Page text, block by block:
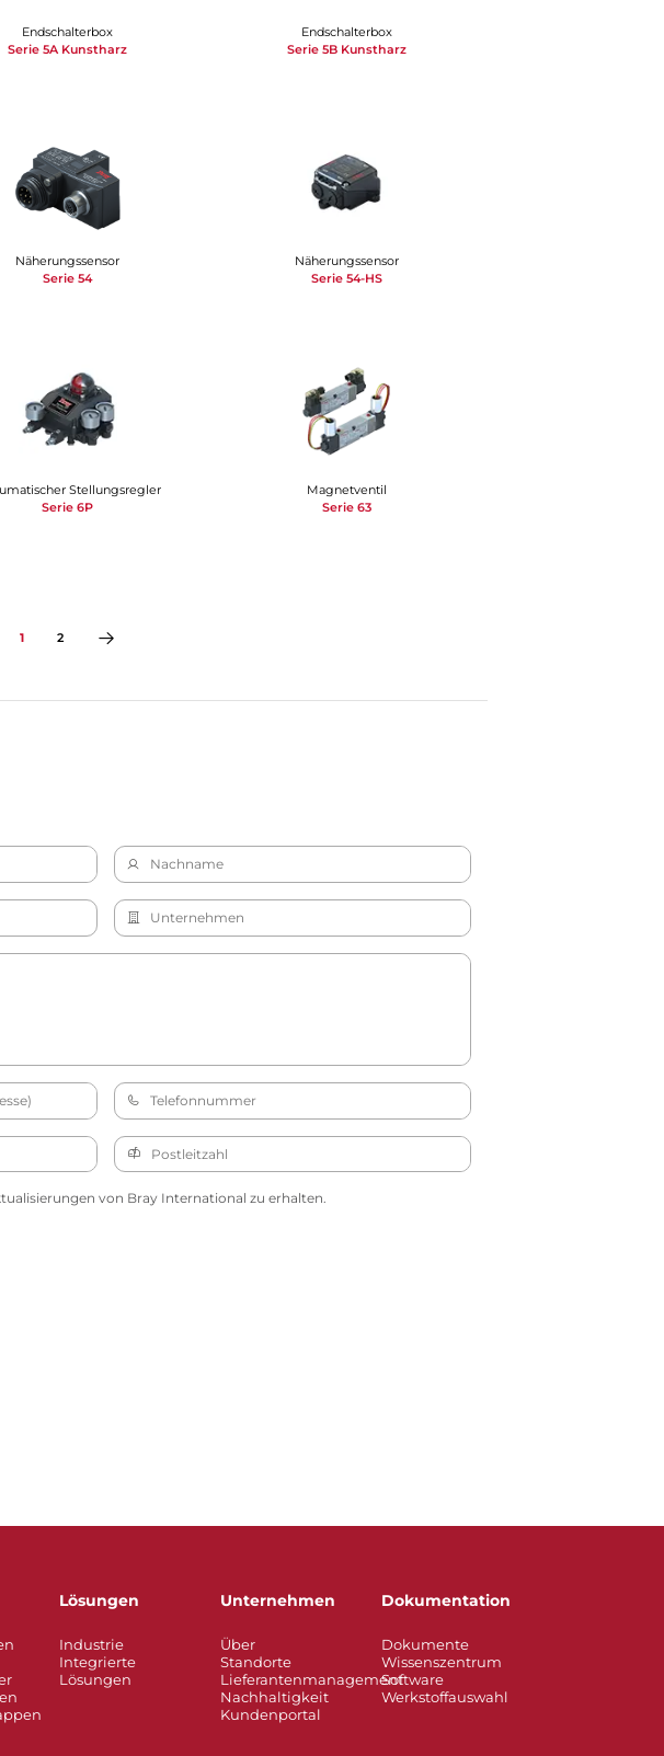
Endschalterbox
Serie 5A Kunstharz
Endschalterbox
Serie 5B Kunstharz
Näherungssensor
Serie 54
Näherungssensor
Serie 54-HS
Stellungsregler
Serie 6P
Magnetventil
Serie 63
1 2
von Bray International zu erhalten.
Lösungen
Industrie
Integrierte
Lösungen
Unternehmen
Über
Standorte
Lieferantenmanagement
Nachhaltigkeit
Kundenportal
Dokumentation
Dokumente
Wissenszentrum
Software
Werkstoffauswahl